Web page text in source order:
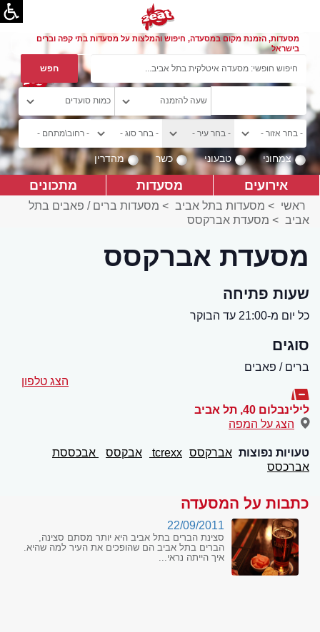
מסעדות, הזמנת מקום במסעדה, חיפוש והמלצות על מסעדות בתי קפה וברים
בישראל
צמחוני טבעוני כשר מהדרין
אירועים מסעדות מתכונים
ראשי > מסעדות בתל אביב > מסעדות ברים / פאבים בתל
אביב > מסעדת אברקסס
מסעדת אברקסס
שעות פתיחה
כל יום מ-21:00 עד הבוקר
סוגים
ברים / פאבים
הצג טלפון
לילינבלום 40 , תל אביב
הצג על המפה
טעויות נפוצות אברקסס tcrexx אבקסס
אבכססת
אברכסס
כתבות על המסעדה
22/09/2011
סצינת הברים בתל אביב היא יותר מסתם סצינה,
הברים בתל אביב הם שהופכים את העיר למה שהיא.
איך הייתה נראי...